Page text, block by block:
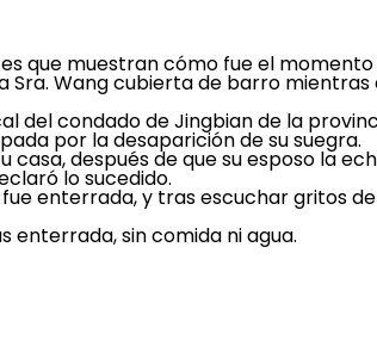
que muestran cómo fue el
Sra. Wang cubierta de barro mientras
del condado de Jingbian de la
por la desaparición de su suegra.
casa, después de que su esposo la
lo sucedido.
enterrada, y tras escuchar gritos
enterrada, sin comida ni agua.